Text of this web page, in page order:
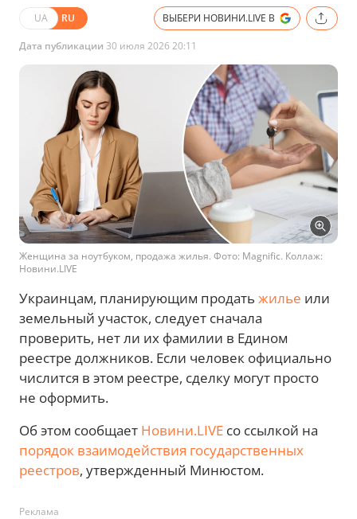
UA RU ВЫБЕРИ НОВИНИ.LIVE В
Дата публикации 30 июля 2026 20:11
Женщина за ноутбуком, продажа жилья. Фото: Magnific. Коллаж:
Новини.LIVE
Украинцам, планирующим продать жилье или
земельный участок, следует сначала
проверить, нет ли их фамилии в Едином
реестре должников. Если человек официально
числится в этом реестре, сделку могут просто
не оформить.
Об этом сообщает Новини.LIVE со ссылкой на
порядок взаимодействия государственных
реестров, утвержденный Минюстом.
Реклама